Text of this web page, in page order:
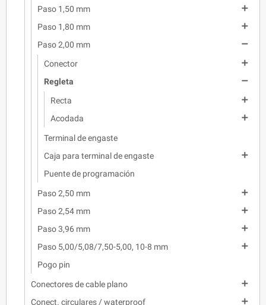
Paso 1,50 mm

Paso 1,80 mm

Paso 2,00 mm

Conector

Regleta

Recta

Acodada

Terminal de engaste
Caja para terminal de engaste

Puente de programación
Paso 2,50 mm

Paso 2,54 mm

Paso 3,96 mm

Paso 5,00/5,08/7,50-5,00, 10-8 mm

Pogo pin
Conectores de cable plano

Conect. circulares / waterproof
